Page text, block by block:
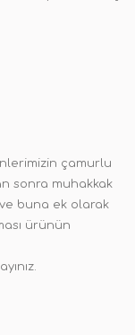
çamurlu
sonra muhakkak
buna ek olarak
ürünün